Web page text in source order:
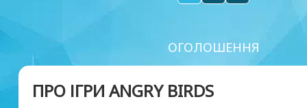
ОГОЛОШЕННЯ
ПРО ІГРИ ANGRY BIRDS